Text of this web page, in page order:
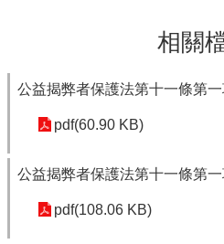
相關
公益揭弊者保護法第十一條第
pdf(60.90 KB)
公益揭弊者保護法第十一條第
pdf(108.06 KB)